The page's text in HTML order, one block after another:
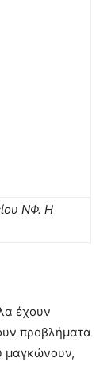
ΝΦ. Η
έχουν
προβλήματα
μαγκώνουν,